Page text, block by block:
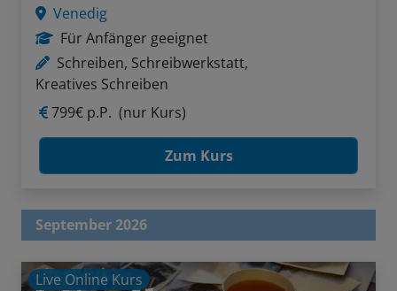
Venedig
Für Anfänger geeignet
Schreiben, Schreibwerkstatt,
Kreatives Schreiben
799€ p.P. (nur Kurs)
Zum Kurs
September 2026
Live Online Kurs